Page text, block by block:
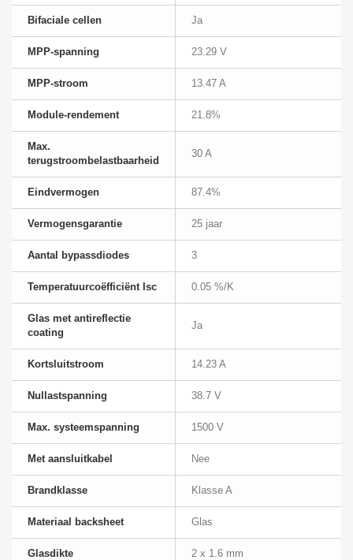
Bifaciale cellen Ja
MPP-spanning 23.29 V
MPP-stroom 13.47 A
Module-rendement 21.8%
Max.
terugstroombelastbaarheid
30 A
Eindvermogen 87.4%
Vermogensgarantie 25 jaar
Aantal bypassdiodes 3
Temperatuurcoëfficiënt Isc 0.05 %/K
Glas met antireflectie
coating
Ja
Kortsluitstroom 14.23 A
Nullastspanning 38.7 V
Max. systeemspanning 1500 V
Met aansluitkabel Nee
Brandklasse Klasse A
Materiaal backsheet Glas
Glasdikte 2 x 1.6 mm